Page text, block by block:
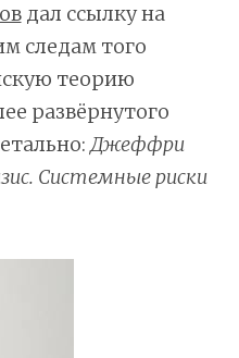
дал ссылку на
следам того
теорию
развёрнутого
Джеффри
Системные риски